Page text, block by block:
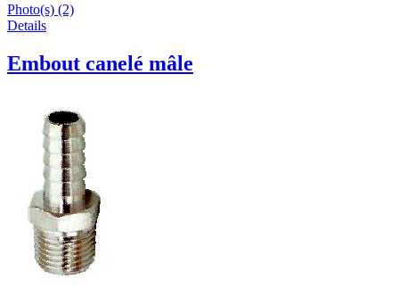
Photo(s) (2)
Details
Embout canelé mâle